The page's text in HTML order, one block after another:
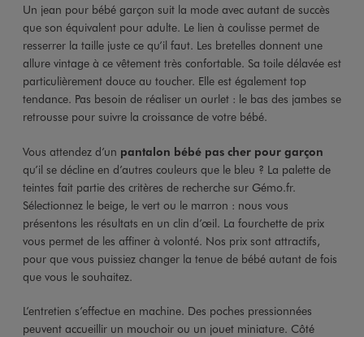
Un jean pour bébé garçon suit la mode avec autant de succès
que son équivalent pour adulte. Le lien à coulisse permet de
resserrer la taille juste ce qu’il faut. Les bretelles donnent une
allure vintage à ce vêtement très confortable. Sa toile délavée est
particulièrement douce au toucher. Elle est également top
tendance. Pas besoin de réaliser un ourlet : le bas des jambes se
retrousse pour suivre la croissance de votre bébé.
Vous attendez d’un pantalon bébé pas cher pour garçon
qu’il se décline en d’autres couleurs que le bleu ? La palette de
teintes fait partie des critères de recherche sur Gémo.fr.
Sélectionnez le beige, le vert ou le marron : nous vous
présentons les résultats en un clin d’œil. La fourchette de prix
vous permet de les affiner à volonté. Nos prix sont attractifs,
pour que vous puissiez changer la tenue de bébé autant de fois
que vous le souhaitez.
L’entretien s’effectue en machine. Des poches pressionnées
peuvent accueillir un mouchoir ou un jouet miniature. Côté